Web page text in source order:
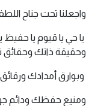
واجعلنا تحت جناح
يا حي يا قيوم يا
وحقيقة ذاتك وحقائق
وبوارق أمدادك
ومنيع حفظك ودائم